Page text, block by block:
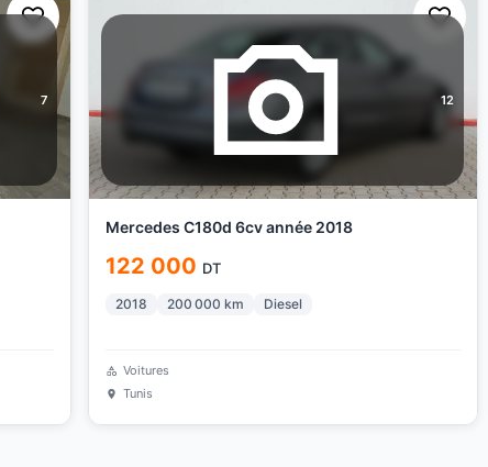
7 12
Mercedes C180d 6cv année 2018
122 000 DT
2018 200 000 km Diesel
Voitures
Tunis